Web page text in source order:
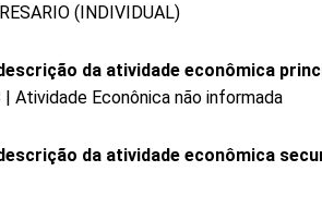
(INDIVIDUAL)
da atividade econômica
Atividade Econônica não informada
da atividade econômica